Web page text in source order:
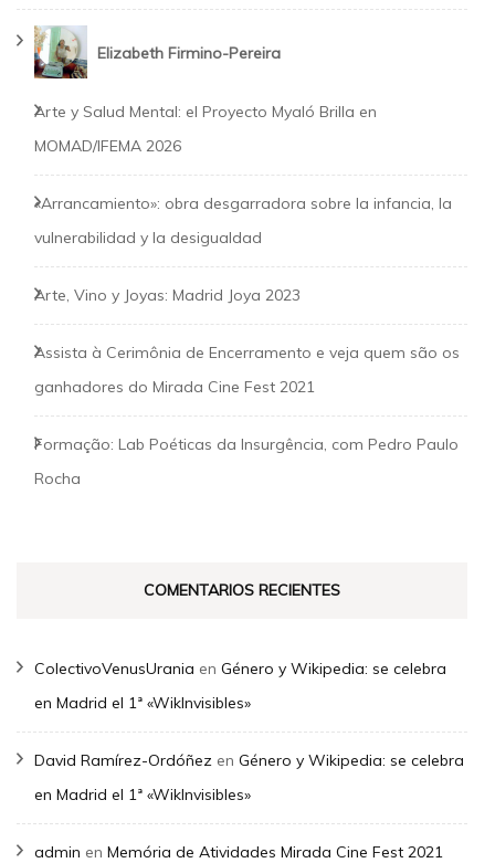
Elizabeth Firmino-Pereira
Arte y Salud Mental: el Proyecto Myaló Brilla en
MOMAD/IFEMA 2026
«Arrancamiento»: obra desgarradora sobre la infancia, la
vulnerabilidad y la desigualdad
Arte, Vino y Joyas: Madrid Joya 2023
Assista à Cerimônia de Encerramento e veja quem são os
ganhadores do Mirada Cine Fest 2021
Formação: Lab Poéticas da Insurgência, com Pedro Paulo
Rocha
COMENTARIOS RECIENTES
ColectivoVenusUrania en Género y Wikipedia: se celebra
en Madrid el 1ª «WikInvisibles»
David Ramírez-Ordóñez en Género y Wikipedia: se celebra
en Madrid el 1ª «WikInvisibles»
admin en Memória de Atividades Mirada Cine Fest 2021